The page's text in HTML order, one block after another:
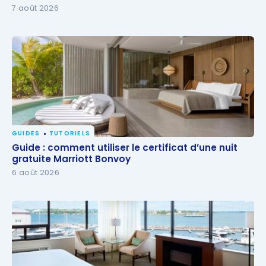
7 août 2026
Guide : comment utiliser le certificat d’une nuit
gratuite Marriott Bonvoy
GUIDES TUTORIELS
Guide : comment utiliser le certificat d’une nuit
gratuite Marriott Bonvoy
6 août 2026